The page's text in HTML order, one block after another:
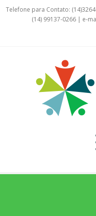
Telefone para Contato:
(14) 99137-0266 | e-